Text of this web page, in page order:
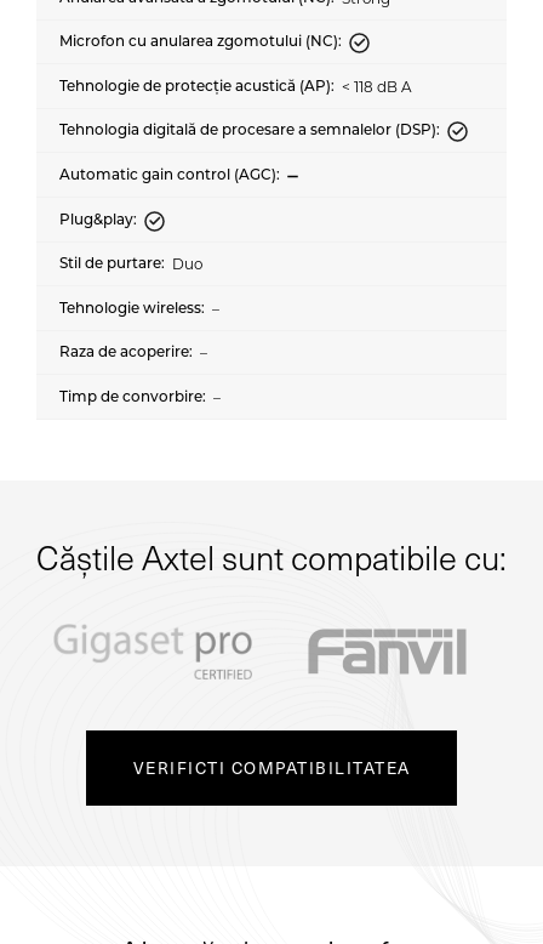
< 118 dB A
Duo
–
–
–
Căștile Axtel sunt compatibile cu:
VERIFICTI COMPATIBILITATEA